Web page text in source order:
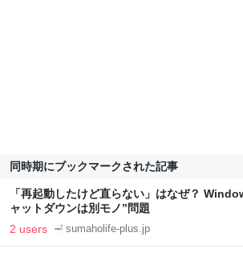
同時期にブックマークされた記事
「再起動したけど直らない」はなぜ？
ャットダウンは別モノ”問題
2 users sumaholife-plus.jp